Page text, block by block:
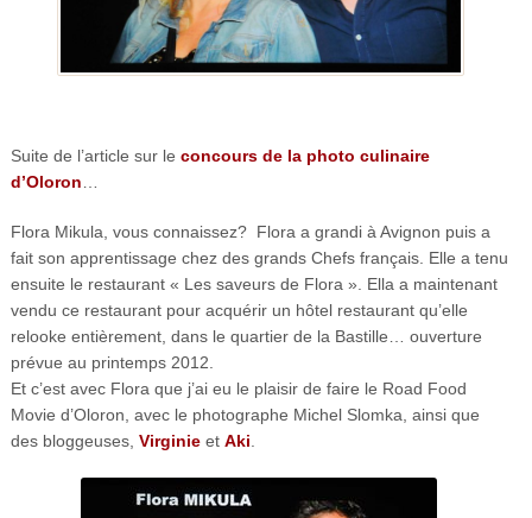
Suite de l’article sur le concours de la photo culinaire
d’Oloron
Flora Mikula, vous connaissez? Flora a grandi à Avignon puis a
fait son apprentissage chez des grands Chefs français. Elle a tenu
ensuite le restaurant « Les saveurs de Flora ». Ella a maintenant
vendu ce restaurant pour acquérir un hôtel restaurant qu’elle
relooke entièrement, dans le quartier de la Bastille… ouverture
prévue au printemps 2012.
Et c’est avec Flora que j’ai eu le plaisir de faire le Road Food
Movie d’Oloron, avec le photographe Michel Slomka, ainsi que
des bloggeuses, Virginieet Aki